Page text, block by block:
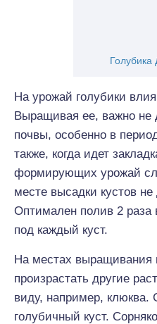
На урожай голубики
Выращивая ее, важно не
почвы, особенно в
также, когда идет
формирующих урожай
месте высадки кустов
Оптимален полив 2 раза
под каждый куст.
На местах выращивания
произрастать другие
виду, например, клюква.
голубичный куст.